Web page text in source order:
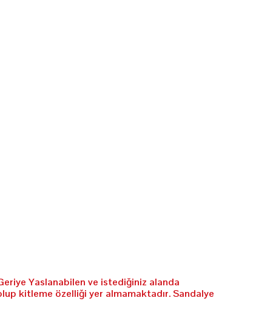
Yaslanabilen ve istediğiniz alanda
kitleme özelliği yer almamaktadır. Sandalye